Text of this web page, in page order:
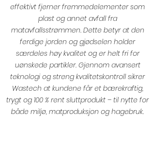
effektivt fjerner fremmedelementer som
plast og annet avfall fra
matavfallsstrømmen. Dette betyr at den
ferdige jorden og gjødselen holder
særdeles høy kvalitet og er helt fri for
uønskede partikler. Gjennom avansert
teknologi og streng kvalitetskontroll sikrer
Wastech at kundene får et bærekraftig,
trygt og 100 % rent sluttprodukt – til nytte for
både miljø, matproduksjon og hagebruk.